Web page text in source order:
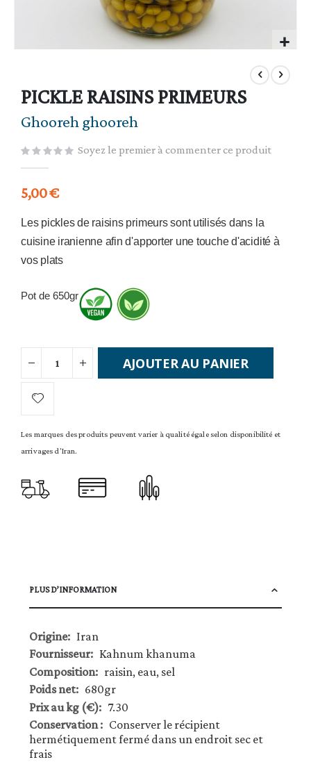
beginning
the
images
gallery
PICKLE RAISINS PRIMEURS
Ghooreh ghooreh
Soyez le premier à commenter ce produit
5,00 €
Les pickles de raisins primeurs sont utilisés dans la
cuisine iranienne afin d'apporter une touche d'acidité à
vos plats
Pot de 650gr
AJOUTER AU PANIER
Les marques des produits peuvent varier à qualité égale selon disponibilité et
arrivages d'Iran.
PLUS D’INFORMATION
Plus
d’information
Iran
Kahnum khanuma
raisin, eau, sel
680gr
7.30
Conserver le récipient
hermétiquement fermé dans un endroit sec et
frais